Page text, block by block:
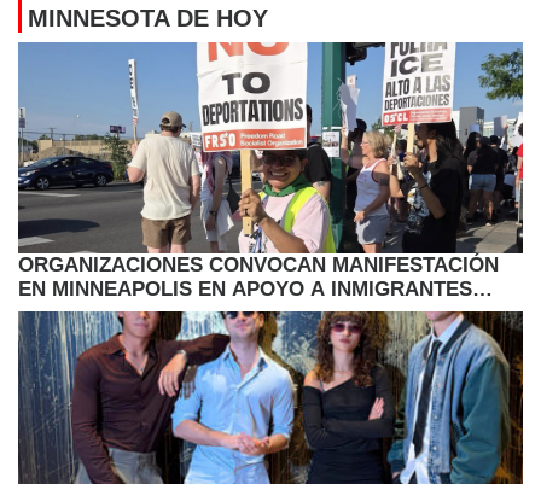
MINNESOTA DE HOY
ORGANIZACIONES CONVOCAN MANIFESTACIÓN
EN MINNEAPOLIS EN APOYO A INMIGRANTES
HAITIANOS CON TPS